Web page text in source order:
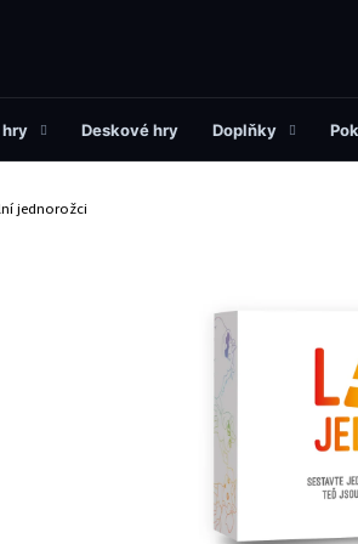
Deskové hry Doplňky
jednorožci
Co